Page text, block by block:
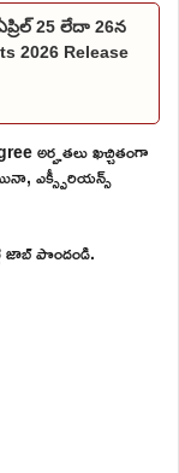
25 లేదా 26న
2026 Release
అర్హతలు ఖచ్చితంగా
ఎక్స్పీరియన్స్
జాబ్ పొందండి.